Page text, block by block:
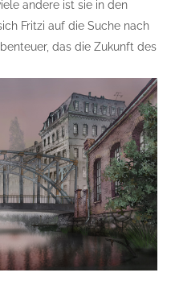
andere ist sie in den
Fritzi auf die Suche nach
das die Zukunft des